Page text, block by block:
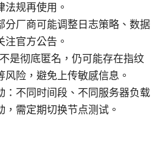
法规再使用。
分厂商可能调整日志策略、数据
注官方公告。
是彻底匿名，仍可能存在指纹
风险，避免上传敏感信息。
：不同时间段、不同服务器负载
，需定期切换节点测试。